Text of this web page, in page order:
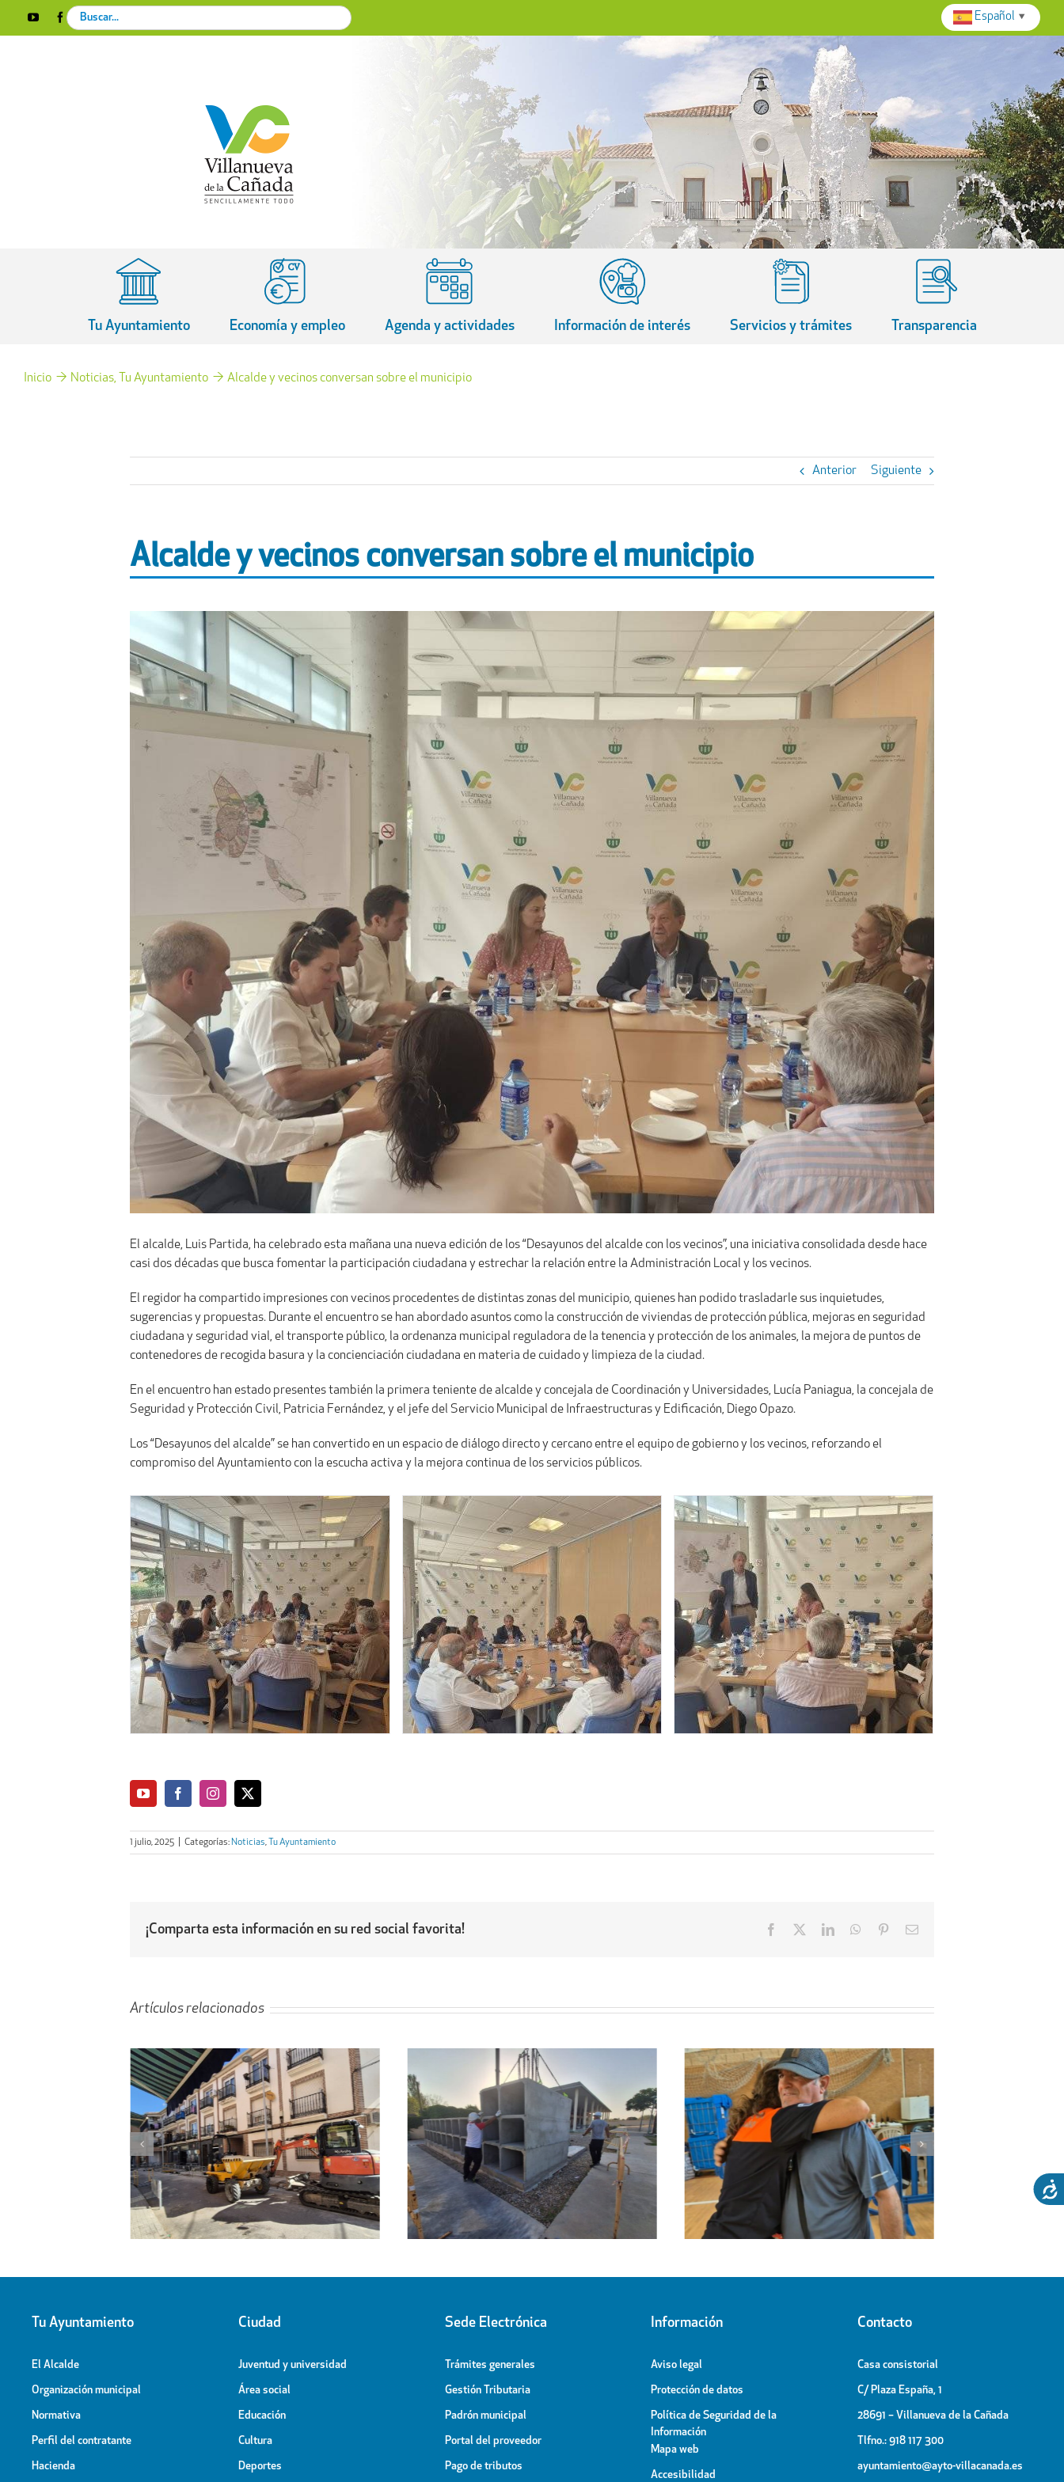
YouTubeFacebookInstagram
X
Search
for:
Tu Ayuntamiento Economía y empleo Agenda y actividades Información de interés Servicios y trámites Transparencia
Inicio Noticias Tu Ayuntamiento Alcalde y vecinos conversan sobre el municipio
Anterior Siguiente
Alcalde y vecinos conversan sobre el municipio
El alcalde, Luis Partida, ha celebrado esta mañana una nueva edición de los “Desayunos del alcalde con los vecinos”, una iniciativa consolidada desde hace
casi dos décadas que busca fomentar la participación ciudadana y estrechar la relación entre la Administración Local y los vecinos.
El regidor ha compartido impresiones con vecinos procedentes de distintas zonas del municipio, quienes han podido trasladarle sus inquietudes,
sugerencias y propuestas. Durante el encuentro se han abordado asuntos como la construcción de viviendas de protección pública, mejoras en seguridad
ciudadana y seguridad vial, el transporte público, la ordenanza municipal reguladora de la tenencia y protección de los animales, la mejora de puntos de
contenedores de recogida basura y la concienciación ciudadana en materia de cuidado y limpieza de la ciudad.
En el encuentro han estado presentes también la primera teniente de alcalde y concejala de Coordinación y Universidades, Lucía Paniagua, la concejala de
Seguridad y Protección Civil, Patricia Fernández, y el jefe del Servicio Municipal de Infraestructuras y Edificación, Diego Opazo.
Los “Desayunos del alcalde” se han convertido en un espacio de diálogo directo y cercano entre el equipo de gobierno y los vecinos, reforzando el
compromiso del Ayuntamiento con la escucha activa y la mejora continua de los servicios públicos.
1 julio, 2025 Categorías: Noticias, Tu Ayuntamiento
¡Comparta esta información en su red social favorita! Facebook LinkedInWhatsApp
PinterestEmail
Artículos relacionados
Obras de ampliación del
Cementerio-Tanatorio Municipal
Regresa a sus hogares el centenar
de personas acogidas en el
Pabellón Cubierto
El espectáculo de la Generación
OT, broche final de las Fiestas
Patronales
al
Tu Ayuntamiento
El Alcalde
Organización municipal
Normativa
Perfil del contratante
Hacienda
Ciudad
Juventud y universidad
Área social
Educación
Cultura
Deportes
Sede Electrónica
Trámites generales
Gestión Tributaria
Padrón municipal
Portal del proveedor
Pago de tributos
Información
Aviso legal
Protección de datos
Política de Seguridad de la
Información
Mapa web
Accesibilidad
Contacto
Casa consistorial
C/ Plaza España, 1
28691 – Villanueva de la Cañada
Tlfno.: 918 117 300
ayuntamiento@ayto-villacanada.es
Español ▼